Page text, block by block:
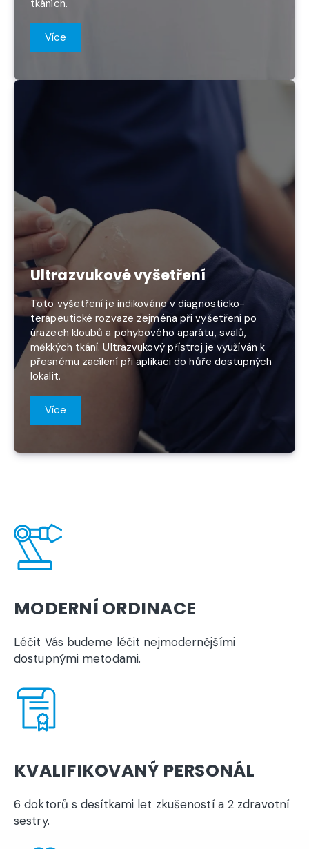
tkáních.
Více
Ultrazvukové vyšetření
Toto vyšetření je indikováno v diagnosticko-
terapeutické rozvaze zejména při vyšetření po
úrazech kloubů a pohybového aparátu, svalů,
měkkých tkání. Ultrazvukový přístroj je využíván k
přesnému zacílení při aplikaci do hůře dostupných
lokalit.
Více
MODERNÍ ORDINACE
Léčit Vás budeme léčit nejmodernějšími
dostupnými metodami.
KVALIFIKOVANÝ PERSONÁL
6 doktorů s desítkami let zkušeností a 2 zdravotní
sestry.